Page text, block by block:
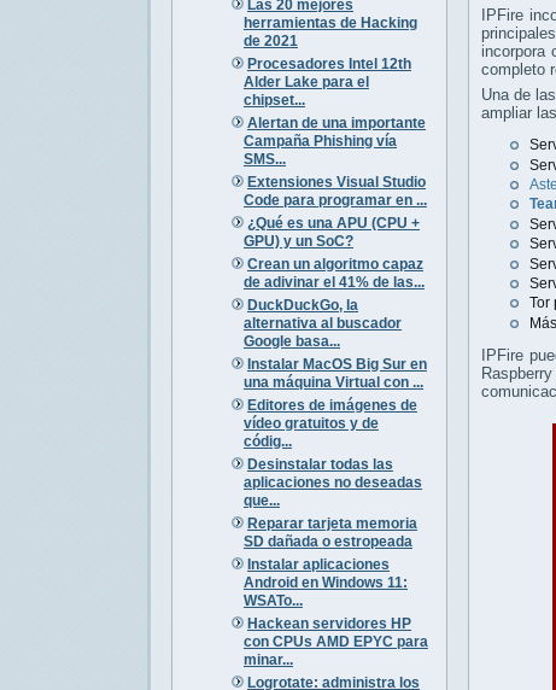
Las 20 mejores
herramientas de Hacking
de 2021
Procesadores Intel 12th
Alder Lake para el
chipset...
Alertan de una importante
Campaña Phishing vía
SMS...
Extensiones Visual Studio
Code para programar en ...
¿Qué es una APU (CPU +
GPU) y un SoC?
Crean un algoritmo capaz
de adivinar el 41% de las...
DuckDuckGo, la
alternativa al buscador
Google basa...
Instalar MacOS Big Sur en
una máquina Virtual con ...
Editores de imágenes de
vídeo gratuitos y de
códig...
Desinstalar todas las
aplicaciones no deseadas
que...
Reparar tarjeta memoria
SD dañada o estropeada
Instalar aplicaciones
Android en Windows 11:
WSATo...
Hackean servidores HP
con CPUs AMD EPYC para
minar...
Logrotate: administra los
IPFire
incorpora
completo
Una de
ampliar
Tor
IPFire